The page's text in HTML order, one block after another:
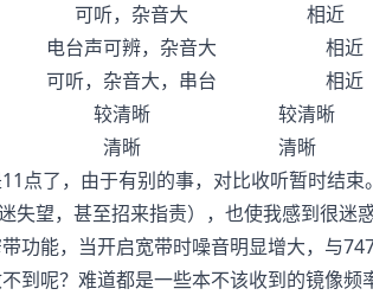
可听，杂音大 相近
台声可辨，杂音大 相近
听，杂音大，串台 相近
较清晰 较清晰
清晰 清晰
点了，由于有别的事，对比收听暂时结
失望，甚至招来指责），也使我感到很
功能，当开启宽带时噪音明显增大，与
到呢？难道都是一些本不该收到的镜像